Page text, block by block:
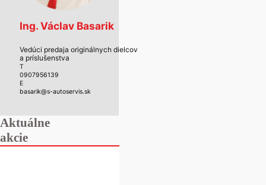
Ing. Václav Basarik
Vedúci predaja originálnych dielcov
a príslušenstva
T
0907956139
E
basarik@s-autoservis.sk
Aktuálne
akcie